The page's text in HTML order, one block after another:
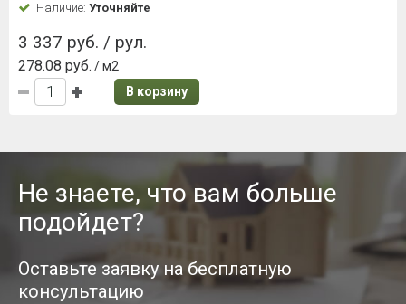
Наличие: Уточняйте
3 337 руб. / рул.
278.08 руб. / м2
В корзину
Не знаете, что вам больше
подойдет?
Оставьте заявку на бесплатную
консультацию